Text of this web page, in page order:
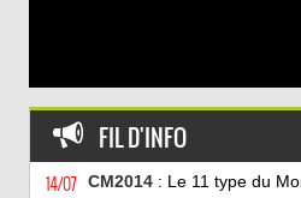
FIL D'INFO
14/07 CM2014: Le 11 type du